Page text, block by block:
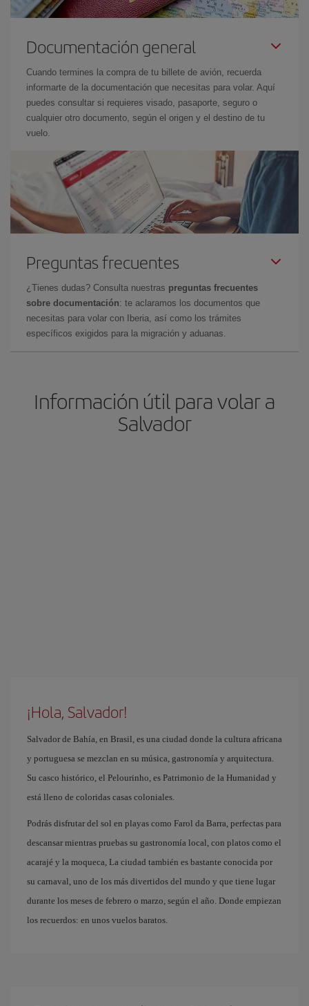
Documentación general
Cuando termines la compra de tu billete de avión, recuerda
informarte de la documentación que necesitas para volar. Aquí
puedes consultar si requieres visado, pasaporte, seguro o
cualquier otro documento, según el origen y el destino de tu
vuelo.
Preguntas frecuentes
¿Tienes dudas? Consulta nuestras preguntas frecuentes
sobre documentación: te aclaramos los documentos que
necesitas para volar con Iberia, así como los trámites
específicos exigidos para la migración y aduanas.
Información útil para volar a
Salvador
¡Hola, Salvador!
Salvador de Bahía, en Brasil, es una ciudad donde la cultura africana
y portuguesa se mezclan en su música, gastronomía y arquitectura.
Su casco histórico, el Pelourinho, es Patrimonio de la Humanidad y
está lleno de coloridas casas coloniales.
Podrás disfrutar del sol en playas como Farol da Barra, perfectas para
descansar mientras pruebas su gastronomía local, con platos como el
acarajé y la moqueca, La ciudad también es bastante conocida por
su carnaval, uno de los más divertidos del mundo y que tiene lugar
durante los meses de febrero o marzo, según el año. Donde empiezan
los recuerdos: en unos vuelos baratos.